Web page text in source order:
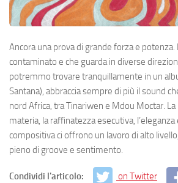
Ancora una prova di grande forza e
contaminato e che guarda in diverse
potremmo trovare tranquillamente in un
Santana), abbraccia sempre di più il sound
nord Africa, tra Tinariwen e Mdou Moctar.
materia, la raffinatezza esecutiva,
compositiva ci offrono un lavoro di alto
pieno di groove e sentimento.
Condividi l'articolo: on Twitter